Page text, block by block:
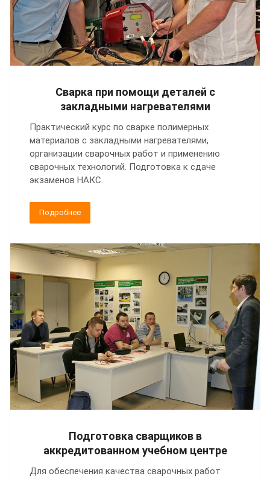
Сварка при помощи деталей с
закладными нагревателями
Практический курс по сварке полимерных
материалов с закладными нагревателями,
организации сварочных работ и применению
сварочных технологий. Подготовка к сдаче
экзаменов НАКС.
Подробнее
Подготовка сварщиков в
аккредитованном учебном центре
Для обеспечения качества сварочных работ